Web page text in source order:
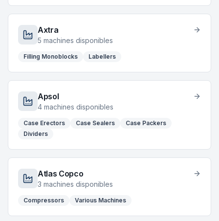
Axtra
5 machines disponibles
Filling Monoblocks Labellers
Apsol
4 machines disponibles
Case Erectors Case Sealers
Case Packers
Dividers
Atlas Copco
3 machines disponibles
Compressors Various Machines